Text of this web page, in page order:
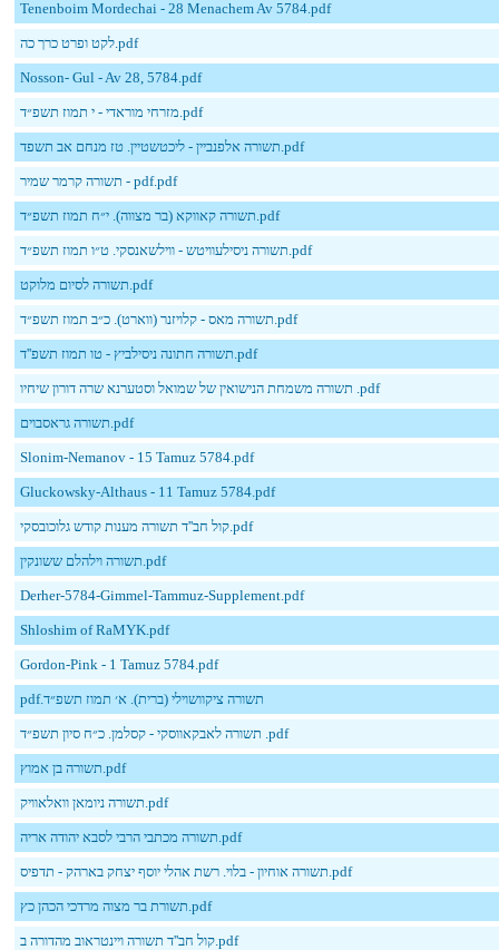
Tenenboim Mordechai - 28 Menachem Av 5784.pdf
לקט ופרט כרך כה.pdf
Nosson- Gul - Av 28, 5784.pdf
מזרחי מוראדי - י תמוז תשפ״ד.pdf
תשורה אלפנביין - ליכטשטיין. טז מנחם אב תשפד.pdf
תשורה קרמר שמיר - pdf.pdf
תשורה קאווקא (בר מצווה). י״ח תמוז תשפ״ד.pdf
תשורה ניסילעוויטש - ווילשאנסקי. ט״ו תמוז תשפ״ד.pdf
תשורה לסיום מלוקט.pdf
תשורה מאס - קלויזנר (ווארט). כ״ב תמוז תשפ״ד.pdf
תשורה חתונה ניסילביץ - טו תמוז תשפ''ד.pdf
תשורה משמחת הנישואין של שמואל וסטערנא שרה דורון שיחיו .pdf
תשורה גראסבוים.pdf
Slonim-Nemanov - 15 Tamuz 5784.pdf
Gluckowsky-Althaus - 11 Tamuz 5784.pdf
קול חב''ד תשורה מענות קודש גלוכובסקי.pdf
תשורה וילהלם ששונקין.pdf
Derher-5784-Gimmel-Tammuz-Supplement.pdf
Shloshim of RaMYK.pdf
Gordon-Pink - 1 Tamuz 5784.pdf
‎⁨תשורה ציקוושוילי (ברית). א׳ תמוז תשפ״ד.pdf
תשורה לאבקאווסקי - קסלמן. כ״ח סיון תשפ״ד .pdf
תשורה בן אמוץ.pdf
תשורה ניומאן וואלאוויק.pdf
תשורה מכתבי הרבי לסבא יהודה אריה.pdf
תשורה אוחיון - בלוי. רשת אהלי יוסף יצחק בארהק - תדפיס.pdf
תשורת בר מצוה מרדכי הכהן כץ.pdf
קול חב''ד תשורה ויינטראוב מהדורה ב.pdf